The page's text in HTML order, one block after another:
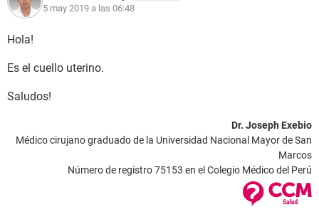
5 may 2019 a las 06:48
Hola!
Es el cuello uterino.
Saludos!
Dr. Joseph Exebio
Médico cirujano graduado de la Universidad Nacional Mayor de San
Marcos
Número de registro 75153 en el Colegio Médico del Perú